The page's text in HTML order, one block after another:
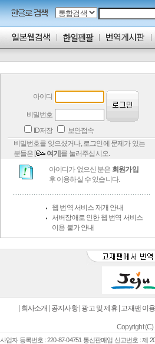
아이디
비밀번호
ID저장
보안접속
비밀번호를 잊으셨거나, 로그인에 문제가 있는
분들은 [
여기]를 눌러주십시오.
아이디가 없으신 분은 회원가입
후 이용하실 수 있습니다.
웹 번역 서비스 재개 안내
서버장애로 인한 웹 번역 서비스
이용 불가 안내
회사소개 공지사항| 광고 및 제휴| 고재팬 이
Copyright (C)
사업자 등록번호 : 220-87-04751 통신판매업 신고번호 : 제